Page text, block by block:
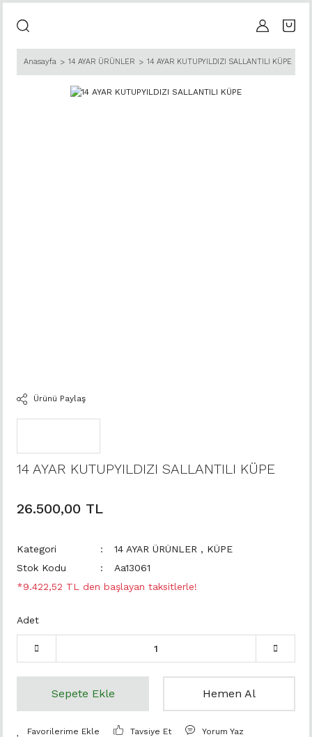
Anasayfa 14 AYAR ÜRÜNLER 14 AYAR KUTUPYILDIZI SALLANTILI KÜPE
Ürünü Paylaş
14 AYAR KUTUPYILDIZI SALLANTILI KÜPE
26.500,00 TL
Kategori 14 AYAR ÜRÜNLER , KÜPE
Stok Kodu
Aa13061
*9.422,52 TL den başlayan taksitlerle!
Adet
Sepete Ekle Hemen Al
Tavsiye Et Yorum Yaz